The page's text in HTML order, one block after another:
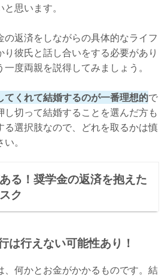
思います。
の返済をしながらの具体的なライフ
彼氏と話し合いをする必要があり
度両親を説得してみましょう。
てくれて結婚するのが一番理想的で
切って結婚することを選んだ方も
る選択肢なので、どれを取るかは慎
。
る！奨学金の返済を抱えた
ク
は行えない可能性あり！
、何かとお金がかかるものです。結